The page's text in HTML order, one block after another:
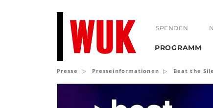
SPENDEN
PROGRAMM
Presse Presseinformationen Beat the